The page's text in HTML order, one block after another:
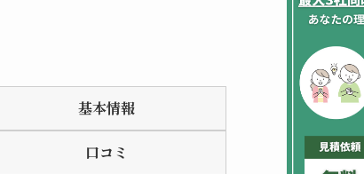
基本情報
口コミ